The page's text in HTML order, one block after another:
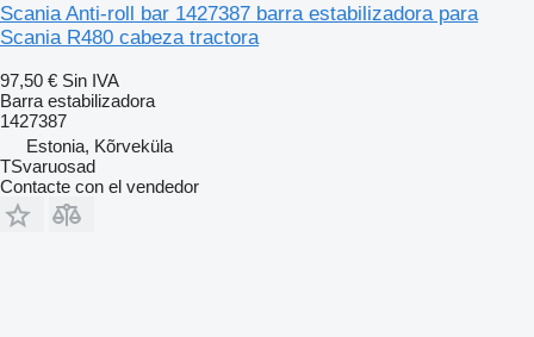
Scania Anti-roll bar 1427387 barra estabilizadora para
Scania R480 cabeza tractora
97,50 € Sin IVA
Barra estabilizadora
1427387
Estonia, Kõrveküla
TSvaruosad
Contacte con el vendedor